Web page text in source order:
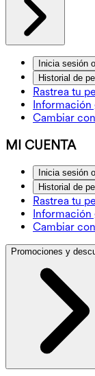
Inicia sesión
Historial de
Rastrea tu
Información
Cambiar
MI CUENTA
Inicia sesión
Historial de
Rastrea tu
Información
Cambiar
Promociones y